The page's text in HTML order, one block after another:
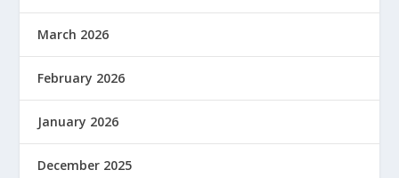
March 2026
February 2026
January 2026
December 2025